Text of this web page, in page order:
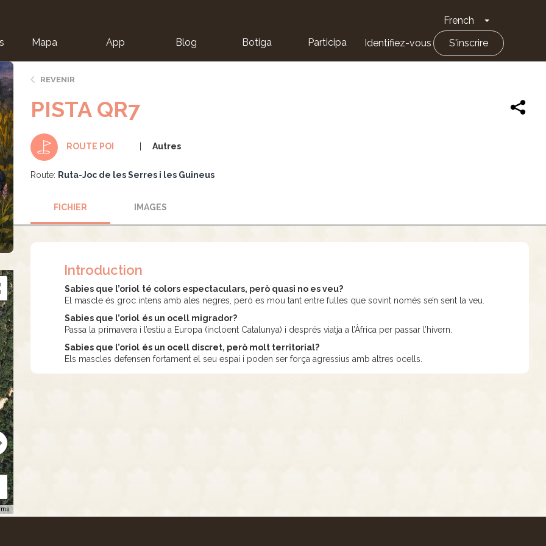
French Toggle
Mapa App Blog Botiga Participa Identifiez-vous S'inscrire
REVENIR
PISTA QR7
ROUTE POI Autres
Route: Ruta-Joc de les Serres i les Guineus
FICHIER IMAGES
Introduction
Sabies que l’oriol té colors espectaculars, però quasi no es veu?
El mascle és groc intens amb ales negres, però es mou tant entre fulles que sovint només se’n sent la veu.
Sabies que l’oriol és un ocell migrador?
Passa la primavera i l’estiu a Europa (incloent Catalunya) i després viatja a l’Àfrica per passar l’hivern.
Sabies que l’oriol és un ocell discret, però molt territorial?
Els mascles defensen fortament el seu espai i poden ser força agressius amb altres ocells.